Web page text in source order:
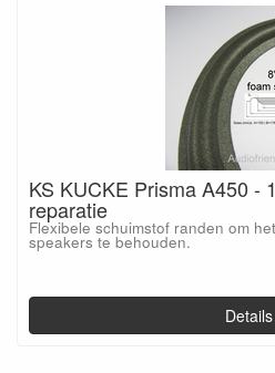
KS KUCKE Prisma A450 -
reparatie
Flexibele schuimstof randen om
speakers te behouden.
Details